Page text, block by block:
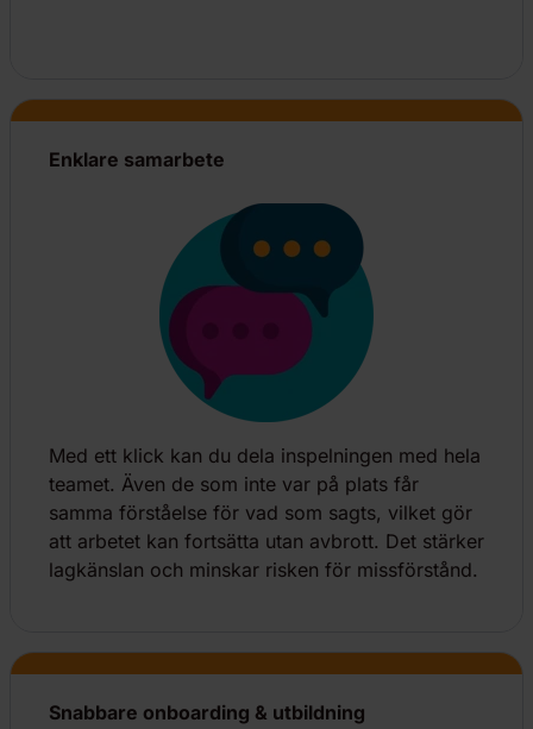
Enklare samarbete
Med ett klick kan du dela inspelningen med hela
teamet. Även de som inte var på plats får
samma förståelse för vad som sagts, vilket gör
att arbetet kan fortsätta utan avbrott. Det stärker
lagkänslan och minskar risken för missförstånd.
Snabbare onboarding & utbildning